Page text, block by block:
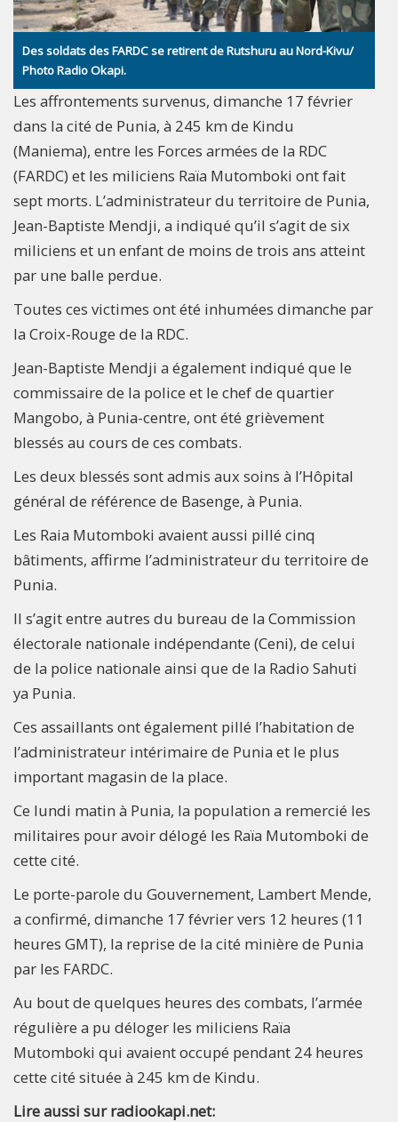
Des soldats des FARDC se retirent de Rutshuru au Nord-Kivu/
Photo Radio Okapi.
Les affrontements survenus, dimanche 17 février
dans la cité de Punia, à 245 km de Kindu
(Maniema), entre les Forces armées de la RDC
(FARDC) et les miliciens Raïa Mutomboki ont fait
sept morts. L’administrateur du territoire de Punia,
Jean-Baptiste Mendji, a indiqué qu’il s’agit de six
miliciens et un enfant de moins de trois ans atteint
par une balle perdue.
Toutes ces victimes ont été inhumées dimanche par
la Croix-Rouge de la RDC.
Jean-Baptiste Mendji a également indiqué que le
commissaire de la police et le chef de quartier
Mangobo, à Punia-centre, ont été grièvement
blessés au cours de ces combats.
Les deux blessés sont admis aux soins à l’Hôpital
général de référence de Basenge, à Punia.
Les Raia Mutomboki avaient aussi pillé cinq
bâtiments, affirme l’administrateur du territoire de
Punia.
Il s’agit entre autres du bureau de la Commission
électorale nationale indépendante (Ceni), de celui
de la police nationale ainsi que de la Radio Sahuti
ya Punia.
Ces assaillants ont également pillé l’habitation de
l’administrateur intérimaire de Punia et le plus
important magasin de la place.
Ce lundi matin à Punia, la population a remercié les
militaires pour avoir délogé les Raïa Mutomboki de
cette cité.
Le porte-parole du Gouvernement, Lambert Mende,
a confirmé, dimanche 17 février vers 12 heures (11
heures GMT), la reprise de la cité minière de Punia
par les FARDC.
Au bout de quelques heures des combats, l’armée
régulière a pu déloger les miliciens Raïa
Mutomboki qui avaient occupé pendant 24 heures
cette cité située à 245 km de Kindu.
Lire aussi sur radiookapi.net: